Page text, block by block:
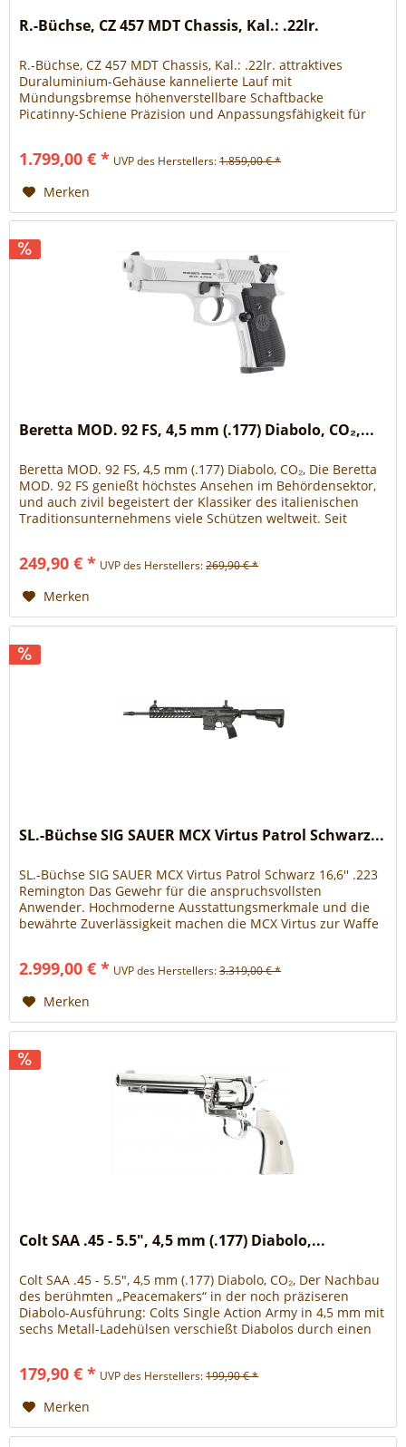
R.-Büchse, CZ 457 MDT Chassis, Kal.: .22lr.
R.-Büchse, CZ 457 MDT Chassis, Kal.: .22lr. attraktives
Duraluminium-Gehäuse kannelierte Lauf mit
Mündungsbremse höhenverstellbare Schaftbacke
Picatinny-Schiene Präzision und Anpassungsfähigkeit für
Qualität zeichnet dieses Sportmodell aus. Die integrierte
1.799,00 € * UVP des Herstellers:1.859,00 € *
Merken
Beretta MOD. 92 FS, 4,5 mm (.177) Diabolo, CO₂,...
Beretta MOD. 92 FS, 4,5 mm (.177) Diabolo, CO₂, Die Beretta
MOD. 92 FS genießt höchstes Ansehen im Behördensektor,
und auch zivil begeistert der Klassiker des italienischen
Traditionsunternehmens viele Schützen weltweit. Seit
Deutschland auch dort gefertigt. Mit...
249,90 € * UVP des Herstellers:269,90 € *
Merken
SL.-Büchse SIG SAUER MCX Virtus Patrol Schwarz...
SL.-Büchse SIG SAUER MCX Virtus Patrol Schwarz 16,6'' .223
Remington Das Gewehr für die anspruchsvollsten
Anwender. Hochmoderne Ausstattungsmerkmale und die
bewährte Zuverlässigkeit machen die MCX Virtus zur Waffe
Matchlite Duo-Abzug. Beidseitige Bedienbarkeit,...
2.999,00 € * UVP des Herstellers:3.319,00 € *
Merken
Colt SAA .45 - 5.5", 4,5 mm (.177) Diabolo,...
Colt SAA .45 - 5.5", 4,5 mm (.177) Diabolo, CO₂, Der Nachbau
des berühmten „Peacemakers“ in der noch präziseren
Diabolo-Ausführung: Colts Single Action Army in 4,5 mm mit
sechs Metall-Ladehülsen verschießt Diabolos durch einen
Geschossgeschwindigkeit (V₀): 115 m/s...
179,90 € * UVP des Herstellers:199,90 € *
Merken